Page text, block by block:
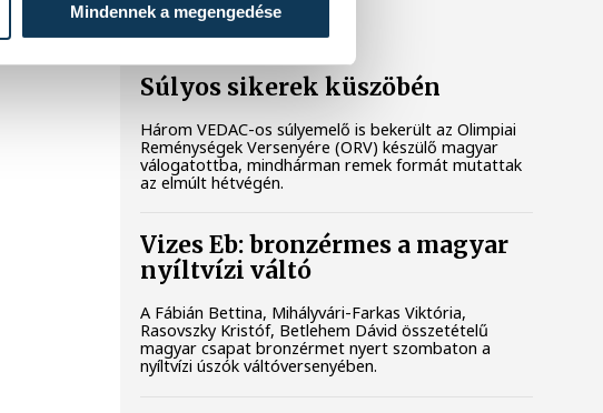
Mindennek a megengedése
Súlyos sikerek küszöbén
Három VEDAC-os súlyemelő is bekerült az Olimpiai
Reménységek Versenyére (ORV) készülő magyar
válogatottba, mindhárman remek formát mutattak
az elmúlt hétvégén.
Vizes Eb: bronzérmes a magyar
nyíltvízi váltó
A Fábián Bettina, Mihályvári-Farkas Viktória,
Rasovszky Kristóf, Betlehem Dávid összetételű
magyar csapat bronzérmet nyert szombaton a
nyíltvízi úszók váltóversenyében.